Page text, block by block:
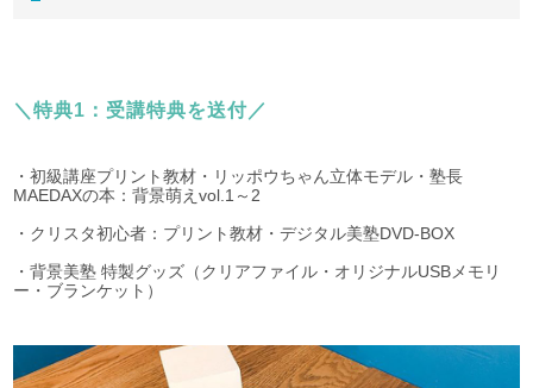
＼特典1：受講特典を送付／
・初級講座プリント教材・リッポウちゃん立体モデル・塾長
MAEDAXの本：背景萌えvol.1～2
・クリスタ初心者：プリント教材・デジタル美塾DVD-BOX
・背景美塾 特製グッズ（クリアファイル・オリジナルUSBメモリ
ー・ブランケット）